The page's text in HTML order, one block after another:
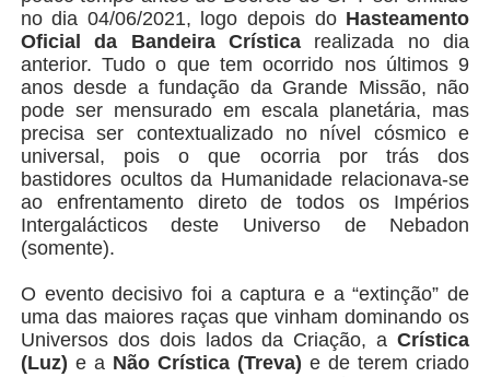
no dia 04/06/2021, logo depois do Hasteamento
Oficial da Bandeira Crística realizada no dia
anterior. Tudo o que tem ocorrido nos últimos 9
anos desde a fundação da Grande Missão, não
pode ser mensurado em escala planetária, mas
precisa ser contextualizado no nível cósmico e
universal, pois o que ocorria por trás dos
bastidores ocultos da Humanidade relacionava-se
ao enfrentamento direto de todos os Impérios
Intergalácticos deste Universo de Nebadon
(somente).
O evento decisivo foi a captura e a “extinção” de
uma das maiores raças que vinham dominando os
Universos dos dois lados da Criação, aCrística
(Luz) e a Não Crística (Treva) e de terem criado